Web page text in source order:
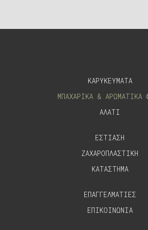
ΚΑΡΥΚΕΥΜΑΤΑ
ΜΠΑΧΑΡΙΚΑ & ΑΡΩΜΑΤΙΚΑ
ΑΛΑΤΙ
ΕΣΤΙΑΣΗ
ΖΑΧΑΡΟΠΛΑΣΤΙΚΗ
ΚΑΤΑΣΤΗΜΑ
ΕΠΑΓΓΕΛΜΑΤΙΕΣ
ΕΠΙΚΟΙΝΩΝΙΑ